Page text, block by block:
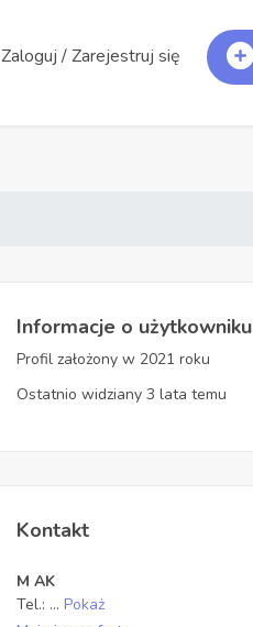
Zaloguj / Zarejestruj się
Informacje o
Profil założony w 2021 roku
Ostatnio widziany 3 lata temu
Kontakt
M AK
Tel.: ... Pokaż